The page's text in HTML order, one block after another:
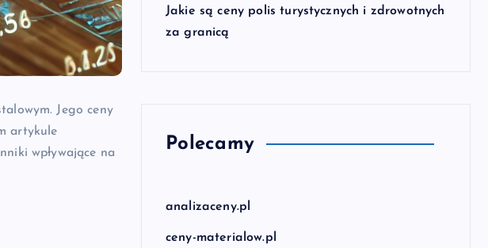
Jego ceny
artykule
wpływające na
Jakie są ceny polis turystycznych i zdrowotnych
za granicą
Polecamy
analizaceny.pl
ceny-materialow.pl